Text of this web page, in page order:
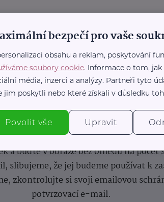
(nejen)pro
a buďte v obraze bez ohledu na
slibujeme, že jej budeme používat k
zkontrolujte si svoji emailovou
potvrzovací e-mail.
bezpečí pro vaše
obsahu a reklam, poskytování
soubory cookie. Informace o tom,
média, inzerci a analýzy. Partneři tyto
jim poskytli nebo které získali v důsledku
Povolit vše Upravit